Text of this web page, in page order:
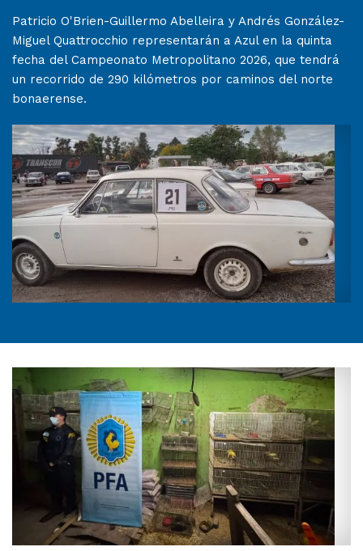
Patricio O'Brien-Guillermo Abelleira y Andrés González-
Miguel Quattrocchio representarán a Azul en la quinta
fecha del Campeonato Metropolitano 2026, que tendrá
un recorrido de 290 kilómetros por caminos del norte
bonaerense.